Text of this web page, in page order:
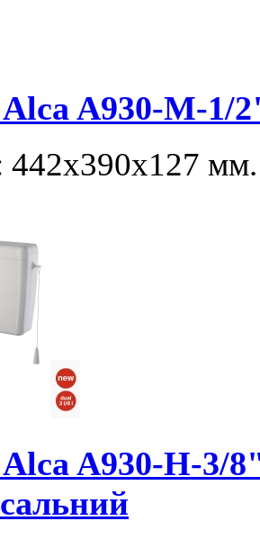
A930-M-1/
442х390х127 мм.
A930-H-3/